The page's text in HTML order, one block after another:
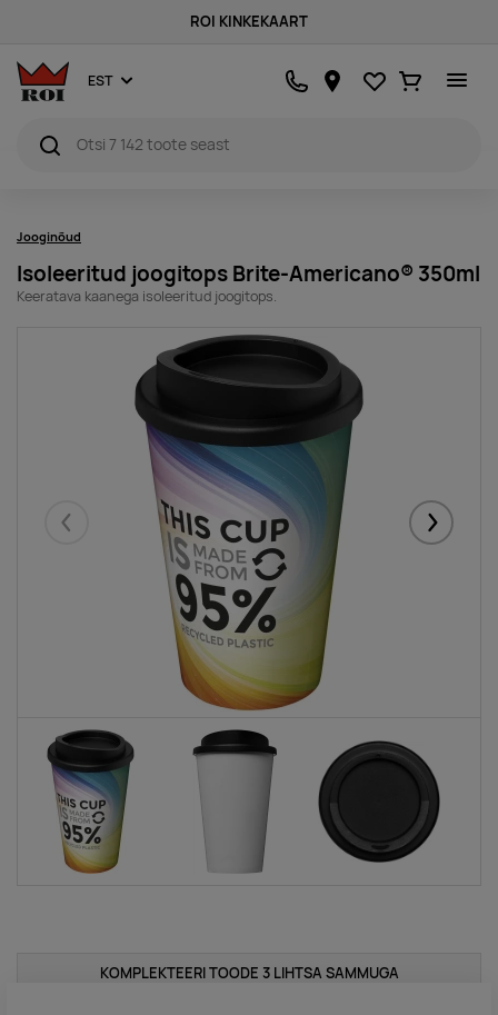
ROI KINKEKAART
EST Lemmikud
Ostukorv
Jooginõud
Isoleeritud joogitops Brite-Americano® 350ml
Keeratava kaanega isoleeritud joogitops.
Eelmised
KOMPLEKTEERI TOODE 3 LIHTSA SAMMUGA